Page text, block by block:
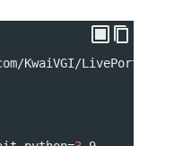
KwaiVGI/LivePortrait